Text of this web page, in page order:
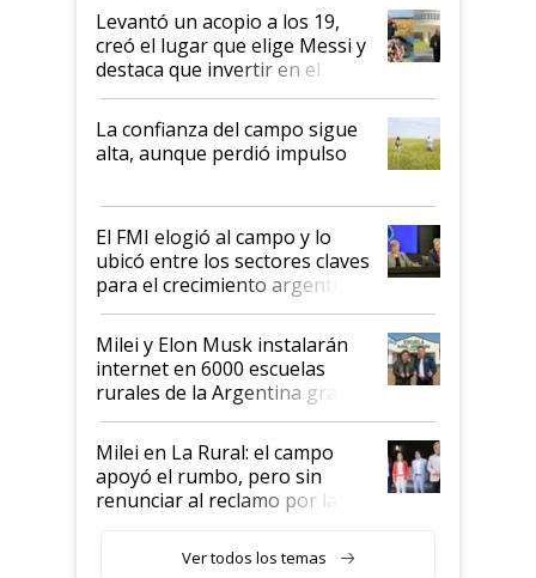
Levantó un acopio a los 19,
creó el lugar que elige Messi y
destaca que invertir en el
kirchnerismo era como "darle
plata a un hijo para droga":
Juan Félix Rossetti, el libertario
que de una dura crisis salió
de Milei
La confianza del campo sigue
alta, aunque perdió impulso
El FMI elogió al campo y lo
ubicó entre los sectores claves
para el crecimiento argentino
Milei y Elon Musk instalarán
internet en 6000 escuelas
rurales de la Argentina gracias
a un acuerdo con Starlink
Milei en La Rural: el campo
apoyó el rumbo, pero sin
renunciar al reclamo por las
Ver todos los temas